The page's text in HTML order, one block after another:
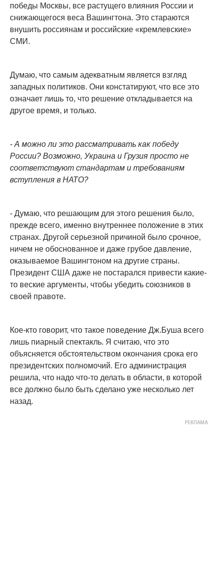
победы Москвы, все растущего влияния России и
снижающегося веса Вашингтона. Это стараются
внушить россиянам и российские «кремлевские»
СМИ.
Думаю, что самым адекватным является взгляд
западных политиков. Они констатируют, что все это
означает лишь то, что решение откладывается на
другое время, и только.
- А можно ли это рассматривать как победу
России? Возможно, Украина и Грузия просто не
соответствуют стандартам и требованиям
вступления в НАТО?
- Думаю, что решающим для этого решения было,
прежде всего, именно внутреннее положение в этих
странах. Другой серьезной причиной было срочное,
ничем не обоснованное и даже грубое давление,
оказываемое Вашингтоном на другие страны.
Президент США даже не постарался привести какие-
то веские аргументы, чтобы убедить союзников в
своей правоте.
Кое-кто говорит, что такое поведение Дж.Буша всего
лишь пиарный спектакль. Я считаю, что это
объясняется обстоятельством окончания срока его
президентских полномочий. Его администрация
решила, что надо что-то делать в области, в которой
все должно было быть сделано уже несколько лет
назад.